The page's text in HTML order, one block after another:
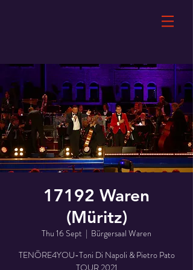
17192 Waren
(Müritz)
Thu 16 Sept
  |
Bürgersaal Waren
TENÖRE4YOU-Toni Di Napoli & Pietro Pato
TOUR 2021